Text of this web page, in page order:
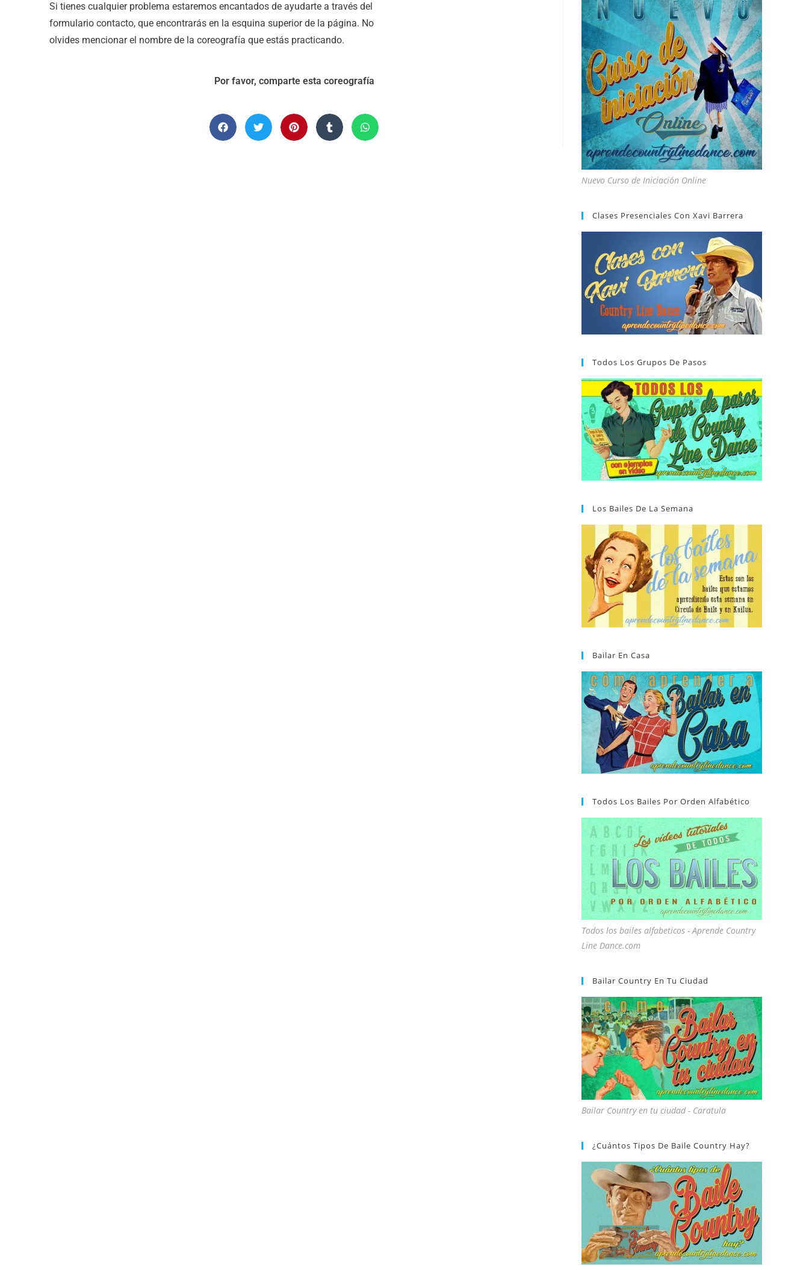
Si tienes cualquier problema estaremos encantados de ayudarte a través del
formulario contacto, que encontrarás en la esquina superior de la página. No
olvides mencionar el nombre de la coreografía que estás practicando.
Por favor, comparte esta coreografía
Nuevo Curso de Iniciación Online
Clases Presenciales Con Xavi Barrera
Todos Los Grupos De Pasos
Los Bailes De La Semana
Bailar En Casa
Todos Los Bailes Por Orden Alfabético
Todos los bailes alfabeticos - Aprende Country
Line Dance.com
Bailar Country En Tu Ciudad
Bailar Country en tu ciudad - Caratula
¿Cuántos Tipos De Baile Country Hay?